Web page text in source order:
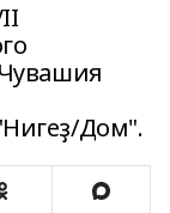
Дом".